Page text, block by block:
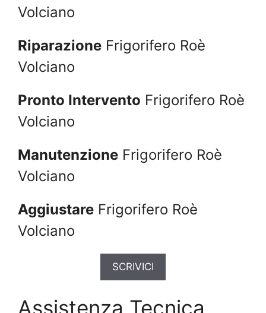
Volciano
Riparazione Frigorifero Roè
Volciano
Pronto Intervento Frigorifero Roè
Volciano
Manutenzione Frigorifero Roè
Volciano
Aggiustare Frigorifero Roè
Volciano
SCRIVICI
Assistenza Tecnica